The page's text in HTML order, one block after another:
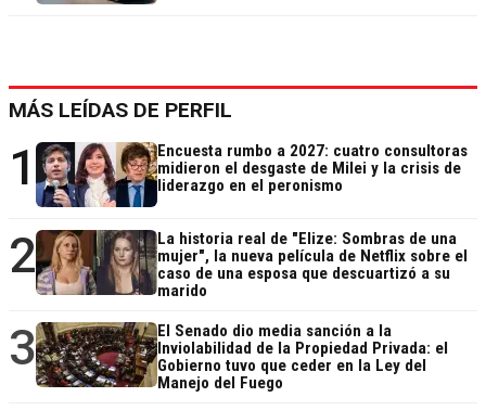
MÁS LEÍDAS DE PERFIL
1
Encuesta rumbo a 2027: cuatro consultoras
midieron el desgaste de Milei y la crisis de
liderazgo en el peronismo
2
La historia real de "Elize: Sombras de una
mujer", la nueva película de Netflix sobre el
caso de una esposa que descuartizó a su
marido
3
El Senado dio media sanción a la
Inviolabilidad de la Propiedad Privada: el
Gobierno tuvo que ceder en la Ley del
Manejo del Fuego